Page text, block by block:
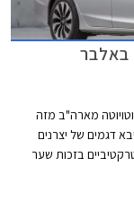
מארה"ב מזה
דגמים של יצרנים
בזכות שער